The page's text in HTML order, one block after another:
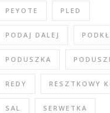
PEYOTE PLED
PODAJ DALEJ
PODUSZKA
REDY RESZTKOWY
SAL SERWETKA